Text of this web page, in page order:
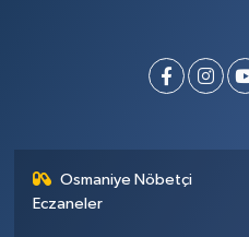
Osmaniye Nöbetçi
Eczaneler